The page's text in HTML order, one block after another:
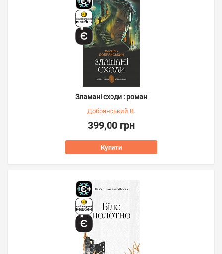
Зламані сходи : роман
Добрянський В.
399,00 грн
Купити